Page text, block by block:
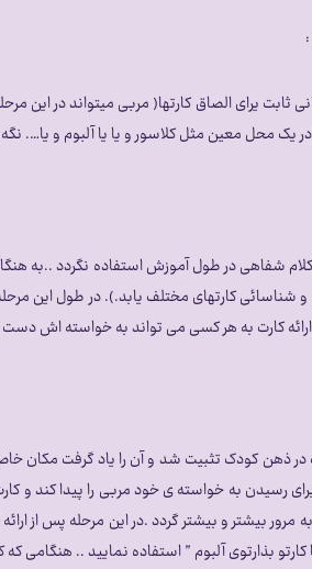
:
ثابت یرای الصاق کارتها( مربی میتواند در این
در یک محل معین مثل کلاسور و یا یا آلبوم و یا….
کلام شفاهی در طول آموزش استفاده نگردد ..به
شناسائی کارتهای مختلف یابد.). در طول این
ارائه کارت به هر کسی می تواند به خواسته اش
ذهن کودک تثبیت شد و آن را یاد گرفت مکان خاصی
رسیدن به خواسته ی خود مربی را پیدا کند و
مرور بیشتر و بیشتر گردد .در این مرحله پس از
بذارتوی آلبوم ” استفاده نمایید .. هنگامی